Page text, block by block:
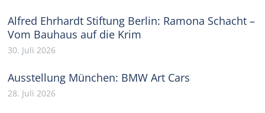
Alfred Ehrhardt Stiftung Berlin: Ramona Schacht –
Vom Bauhaus auf die Krim
30. Juli 2026
Ausstellung München: BMW Art Cars
28. Juli 2026